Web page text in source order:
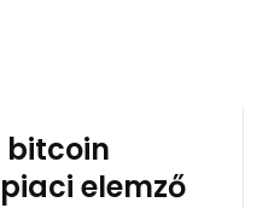
bitcoin
elemző